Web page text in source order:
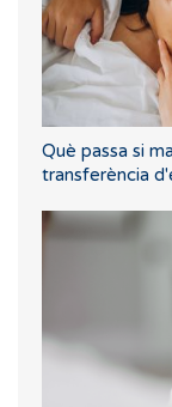
Què passa si
transferència